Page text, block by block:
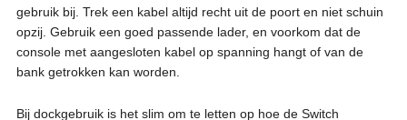
gebruik bij. Trek een kabel altijd recht uit de poort en niet schuin
opzij. Gebruik een goed passende lader, en voorkom dat de
console met aangesloten kabel op spanning hangt of van de
bank getrokken kan worden.
Bij dockgebruik is het slim om te letten op hoe de Switch